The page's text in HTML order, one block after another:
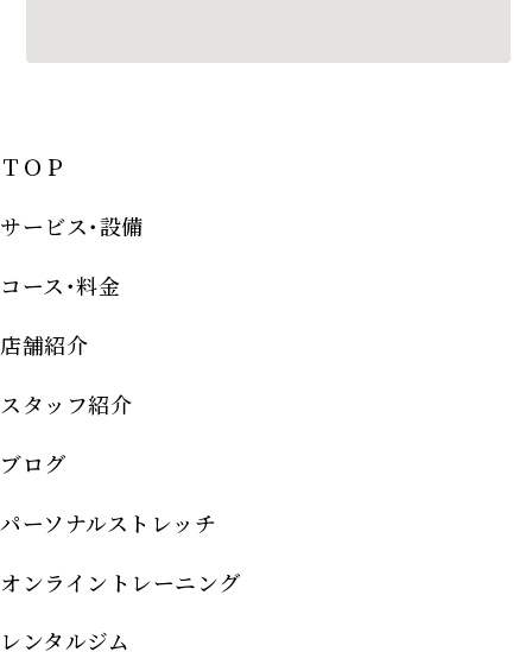
ＴＯＰ
サービス･設備
コース･料金
店舗紹介
スタッフ紹介
ブログ
パーソナルストレッチ
オンライントレーニング
レンタルジム